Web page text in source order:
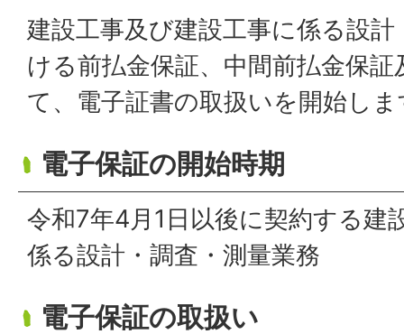
建設工事及び建設工事に係る設
ける前払金保証、中間前払金保
て、電子証書の取扱いを開始し
電子保証の開始時期
令和7年4月1日以後に契約する建
係る設計・調査・測量業務
電子保証の取扱い